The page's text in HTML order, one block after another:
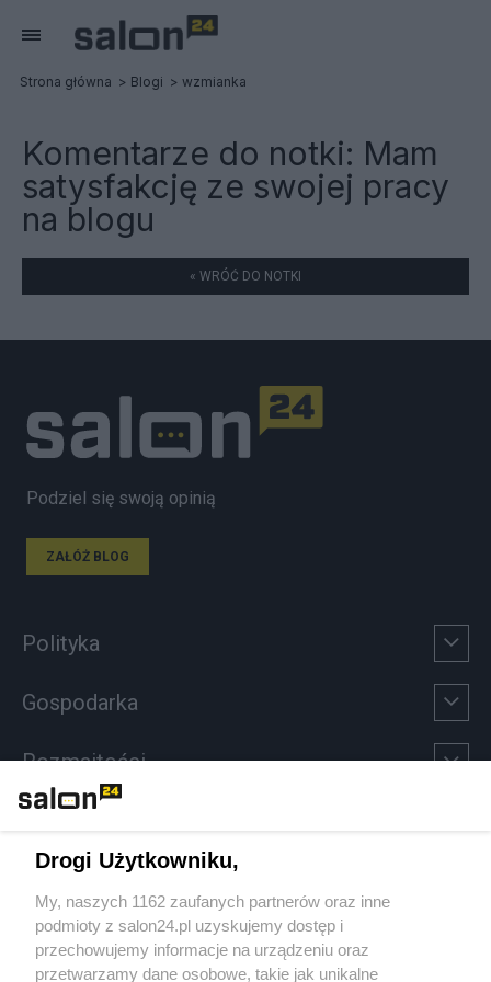
Strona główna Blogi wzmianka
Komentarze do notki: Mam
satysfakcję ze swojej pracy
na blogu
« WRÓĆ DO NOTKI
Podziel się swoją opinią
ZAŁÓŻ BLOG
Polityka
Gospodarka
Rozmaitości
Sport
Społeczeństwo
Drogi Użytkowniku,
My, naszych 1162 zaufanych partnerów oraz inne
podmioty z salon24.pl uzyskujemy dostęp i
przechowujemy informacje na urządzeniu oraz
przetwarzamy dane osobowe, takie jak unikalne